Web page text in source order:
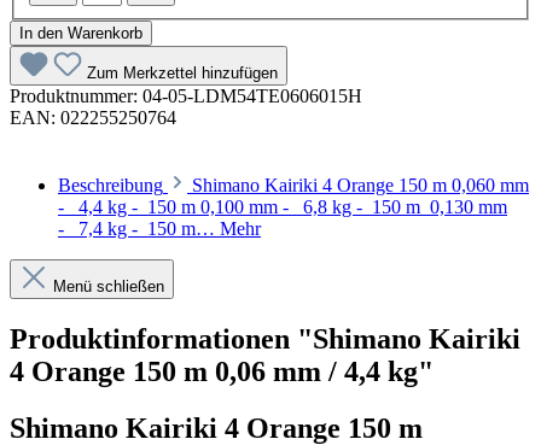
In den Warenkorb
Zum Merkzettel hinzufügen
Produktnummer: 04-05-LDM54TE0606015H
EAN: 022255250764
Beschreibung
Shimano Kairiki 4 Orange 150 m 0,060 mm
- 4,4 kg - 150 m 0,100 mm - 6,8 kg - 150 m 0,130 mm
- 7,4 kg - 150 m… Mehr
Menü schließen
Produktinformationen "Shimano Kairiki
4 Orange 150 m 0,06 mm / 4,4 kg"
Shimano Kairiki 4 Orange 150 m